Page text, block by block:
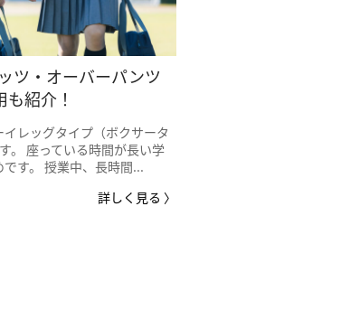
ツ・オーバーパンツ
紹介！
レッグタイプ（ボクサータ
。 座っている時間が長い学
す。 授業中、長時間...
詳しく見る 〉